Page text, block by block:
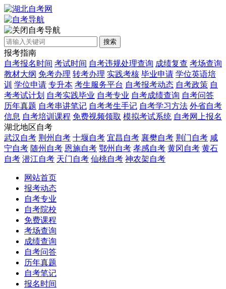
自考导航
搜索
报考指南
自考报名时间 考试时间 自考违规处理查询 成绩复查 考场查询
教材大纲 免考办理 转考办理 实践考核 毕业申请 学位英语培
训 学位申请 专升本 考生服务平台 自考报考动态 自考政策 自
考考试计划 自考实践毕业 自考专业 自考成绩查询 自考问答
历年真题 自考串讲笔记 自考考生手记 自考学习方法 外省自考
信息 自考培训课程 免费视频领取 模拟考试系统 自考网上报名
湖北地区自考
武汉自考 荆州自考 十堰自考 宜昌自考 襄樊自考 荆门自考 咸
宁自考 随州自考 恩施自考 鄂州自考 孝感自考 黄冈自考 黄石
自考 潜江自考 天门自考 仙桃自考 神农架自考
网站首页
报考动态
自考专业
自考院校
免费课程
考场查询
成绩查询
自考问答
历年真题
自考笔记
报名时间